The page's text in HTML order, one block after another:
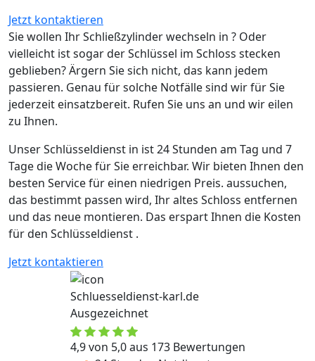
Jetzt kontaktieren
Sie wollen Ihr Schließzylinder wechseln in ? Oder
vielleicht ist sogar der Schlüssel im Schloss stecken
geblieben? Ärgern Sie sich nicht, das kann jedem
passieren. Genau für solche Notfälle sind wir für Sie
jederzeit einsatzbereit. Rufen Sie uns an und wir eilen
zu Ihnen.
Unser Schlüsseldienst in ist 24 Stunden am Tag und 7
Tage die Woche für Sie erreichbar. Wir bieten Ihnen den
besten Service für einen niedrigen Preis. aussuchen,
das bestimmt passen wird, Ihr altes Schloss entfernen
und das neue montieren. Das erspart Ihnen die Kosten
für den Schlüsseldienst .
Jetzt kontaktieren
Schluesseldienst-karl.de
Ausgezeichnet
4,9 von 5,0 aus 173 Bewertungen